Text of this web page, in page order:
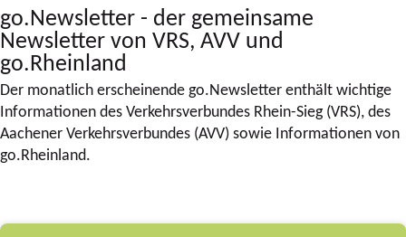
go.Newsletter - der gemeinsame
Newsletter von VRS, AVV und
go.Rheinland
Der monatlich erscheinende go.Newsletter enthält wichtige
Informationen des Verkehrsverbundes Rhein-Sieg (VRS), des
Aachener Verkehrsverbundes (AVV) sowie Informationen von
go.Rheinland.